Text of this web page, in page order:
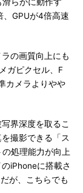
、GPUが4倍高速
の画質向上にも
ガピクセル、F
カメラよりやや
界深度を取るこ
撮影できる「ス
処理能力が向上
iPhoneに搭載さ
が、こちらでも